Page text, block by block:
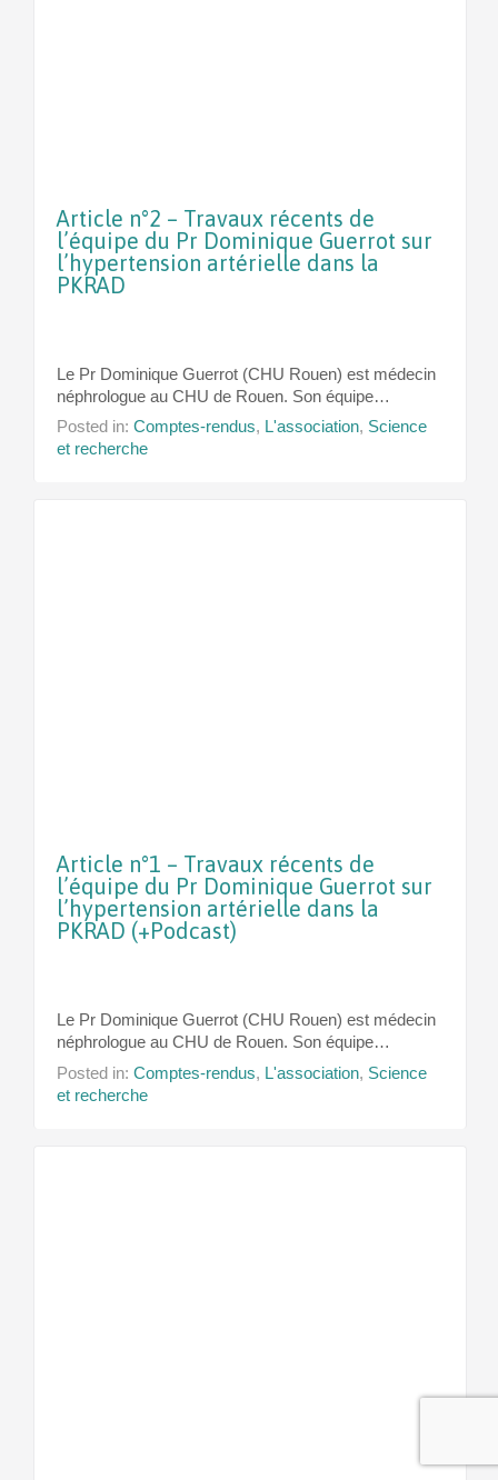
Article n°2 – Travaux récents de
l’équipe du Pr Dominique Guerrot sur
l’hypertension artérielle dans la
PKRAD
Le Pr Dominique Guerrot (CHU Rouen) est médecin
néphrologue au CHU de Rouen. Son équipe…
Posted in: Comptes-rendus, L'association, Science
et recherche
Article n°1 – Travaux récents de
l’équipe du Pr Dominique Guerrot sur
l’hypertension artérielle dans la
PKRAD (+Podcast)
Le Pr Dominique Guerrot (CHU Rouen) est médecin
néphrologue au CHU de Rouen. Son équipe…
Posted in: Comptes-rendus, L'association, Science
et recherche